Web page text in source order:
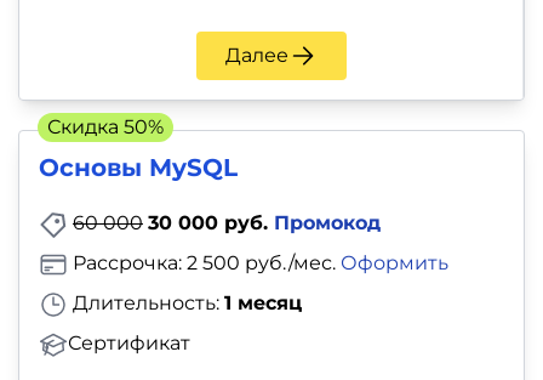
Далее
Основы MySQL
60 000 30 000 руб. Промокод
Длительность: 1 месяц
Сертификат
Рассрочка: 2 500 руб./мес. Оформить
Скидка 50%